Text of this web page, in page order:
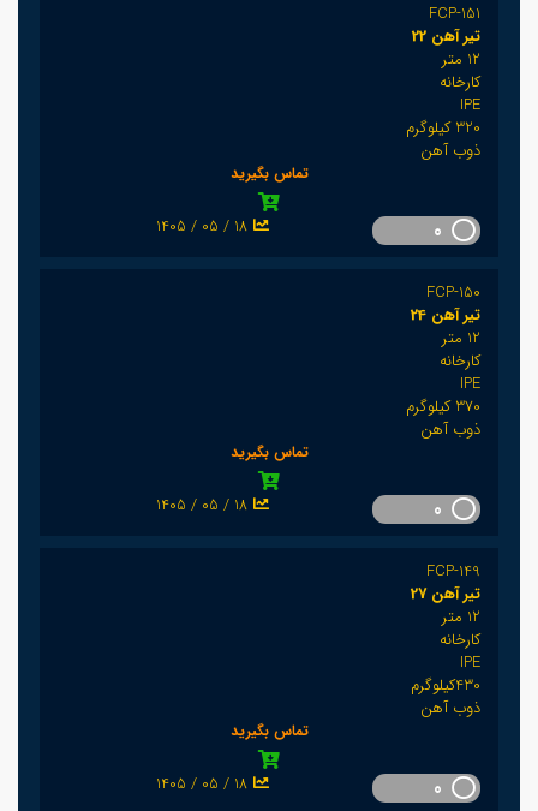
FCP-151
تیر آهن 22
12 متر
کارخانه
IPE
320 کیلوگرم
ذوب آهن
تماس بگیرید
1405 / 05 / 18
FCP-150
تیر آهن 24
12 متر
کارخانه
IPE
370 کیلوگرم
ذوب آهن
تماس بگیرید
1405 / 05 / 18
FCP-149
تیر آهن 27
12 متر
کارخانه
IPE
430کیلوگرم
ذوب آهن
تماس بگیرید
1405 / 05 / 18